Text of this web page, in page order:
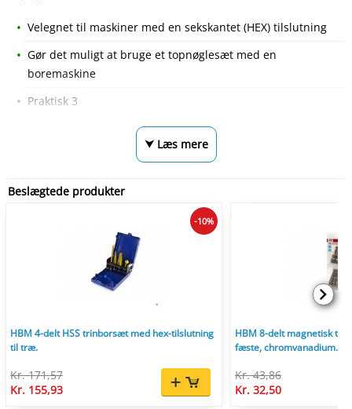
Velegnet til maskiner med en sekskantet (HEX) tilslutning
Gør det muligt at bruge et topnøglesæt med en
boremaskine
Praktisk 3
⮟ Læs mere
Beslægtede produkter
HBM 4-delt HSS trinborsæt med hex-tilslutning
til træ.
Kr. 171,57
Kr. 155,93
-10%
HBM 8-delt magnetisk
fæste, chromvanadium.
Kr. 43,86
Kr. 32,50